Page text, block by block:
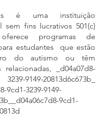
é uma instituição
sem fins lucrativos 501(c)
programas de
estudantes que estão
do autismo ou têm
relacionadas, ​_d04a07d8-
3239-9149-20813d6c673b_​​
9cd1-3239-9149-
9cd1-